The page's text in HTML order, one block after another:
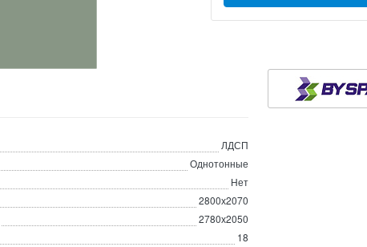
ЛДСП
Однотонные
Нет
2800х2070
2780х2050
18